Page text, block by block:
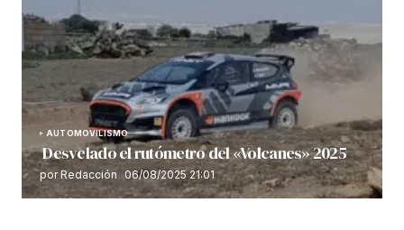
AUTOMOVILISMO
Desvelado el rutómetro del «Volcanes» 2025
por Redacción 06/08/2025 21:01